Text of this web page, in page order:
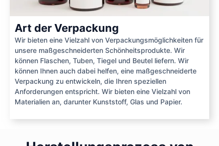
Art der Verpackung
Wir bieten eine Vielzahl von Verpackungsmöglichkeiten für
unsere maßgeschneiderten Schönheitsprodukte. Wir
können Flaschen, Tuben, Tiegel und Beutel liefern. Wir
können Ihnen auch dabei helfen, eine maßgeschneiderte
Verpackung zu entwickeln, die Ihren speziellen
Anforderungen entspricht. Wir bieten eine Vielzahl von
Materialien an, darunter Kunststoff, Glas und Papier.